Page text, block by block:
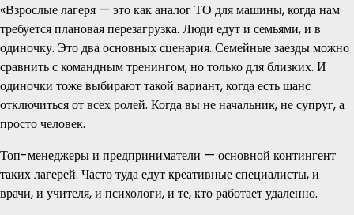
«Взрослые лагеря — это как аналог ТО для машины, когда нам
требуется плановая перезагрузка. Люди едут и семьями, и в
одиночку. Это два основных сценария. Семейные заезды можно
сравнить с командным тренингом, но только для близких. И
одиночки тоже выбирают такой вариант, когда есть шанс
отключиться от всех ролей. Когда вы не начальник, не супруг, а
просто человек.
Топ-менеджеры и предприниматели — основной контингент
таких лагерей. Часто туда едут креативные специалисты, и
врачи, и учителя, и психологи, и те, кто работает удаленно.